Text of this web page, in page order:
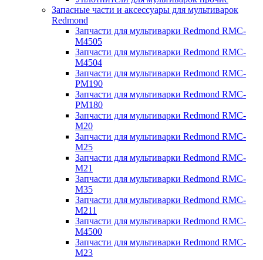
Запасные части и аксессуары для мультиварок
Redmond
Запчасти для мультиварки Redmond RMC-
M4505
Запчасти для мультиварки Redmond RMC-
M4504
Запчасти для мультиварки Redmond RMC-
PM190
Запчасти для мультиварки Redmond RMC-
PM180
Запчасти для мультиварки Redmond RMC-
M20
Запчасти для мультиварки Redmond RMC-
M25
Запчасти для мультиварки Redmond RMC-
M21
Запчасти для мультиварки Redmond RMC-
M35
Запчасти для мультиварки Redmond RMC-
M211
Запчасти для мультиварки Redmond RMC-
M4500
Запчасти для мультиварки Redmond RMC-
M23